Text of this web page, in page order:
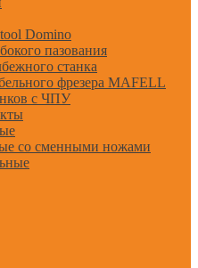
Domino
пазования
станка
фрезера MAFELL
с ЧПУ
со сменными ножами